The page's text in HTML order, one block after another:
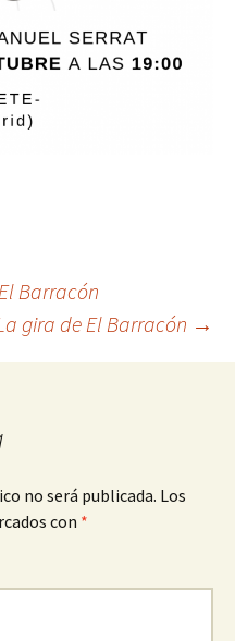
Barracón
gira de El Barracón →
no será publicada. Los
con *